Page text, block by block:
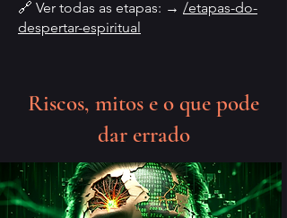
🔗 Ver todas as etapas: → /etapas-do-
despertar-espiritual
Riscos, mitos e o que pode
dar errado